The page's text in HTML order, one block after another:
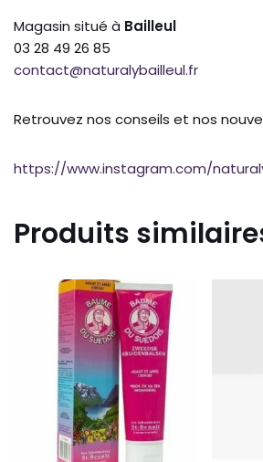
Magasin situé à Bailleul
03 28 49 26 85
contact@naturalybailleul.fr
Retrouvez nos conseils et nos
https://www.instagram.com/
Produits